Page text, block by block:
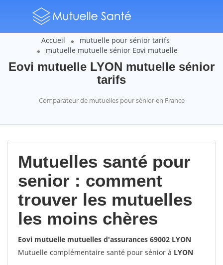
Accueil
mutuelle pour sénior tarifs
mutuelle mutuelle sénior Eovi mutuelle
Eovi mutuelle LYON mutuelle sénior
tarifs
Comparateur de mutuelles pour sénior en France
Mutuelles santé pour
senior : comment
trouver les mutuelles
les moins chères
Eovi mutuelle mutuelles d'assurances 69002 LYON
Mutuelle complémentaire santé pour sénior à LYON